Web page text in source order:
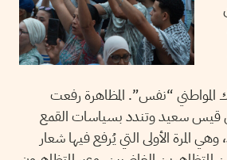
المواطني “نفس”. المظاهرة رفعت
قيس سعيد وتندد بسياسات القمع
المرة الأولى التي يُرفع فيها شعار